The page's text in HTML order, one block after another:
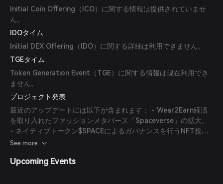
Initial Coin Offering（ICO）に関する情報は提供されていませ
ん。
IDOタイム
Initial DEX Offering（IDO）に関する詳細は利用できません。
TGEタイム
Token Generation Event（TGE）に関する情報は現在利用でき
ません。
プロジェクト発表
最近のアップデートには以下が含まれます： - Wear2Earn経済
を取り入れたファッションメタバース「Spaceverse」の拡大。
- ネイティブトークン$SPACEによるガバナンスを行うNFT投票
プラットフォームの計画。 - NFTマーケットプレイスと公式
See more
Upcoming Events